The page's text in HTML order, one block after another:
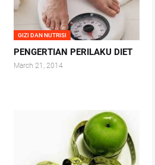
GIZI DAN NUTRISI
PENGERTIAN PERILAKU DIET
March 21, 2014